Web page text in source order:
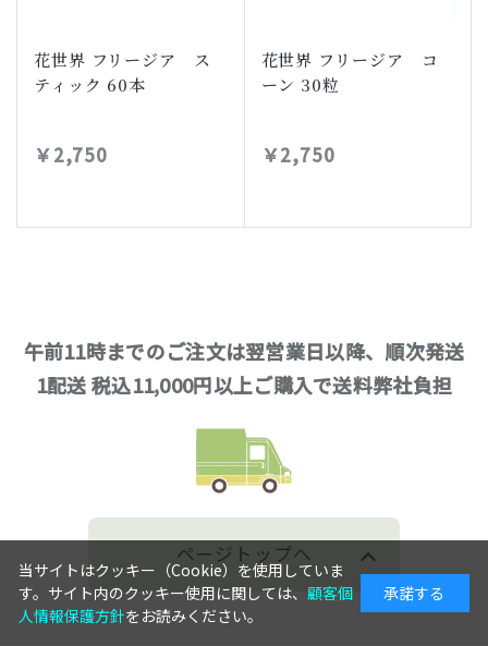
花世界 フリージア ス
ティック 60本
￥2,750
花世界 フリージア コ
ーン 30粒
￥2,750
午前11時までのご注文は翌営業日以降、順次発送
1配送 税込11,000円以上ご購入で送料弊社負担
ページトップへ
当サイトはクッキー（Cookie）を使用していま
す。サイト内のクッキー使用に関しては、 顧客個
人情報保護方針をお読みください。
承諾する